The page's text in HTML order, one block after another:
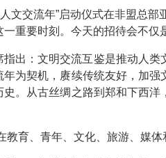
人文交流年”启动仪式在非盟总
重要时刻。今天的招待会不
出：文明交流互鉴是推动人
为契机，赓续传统友好，加
。从古丝绸之路到郑和下西
教育、青年、文化、旅游、媒